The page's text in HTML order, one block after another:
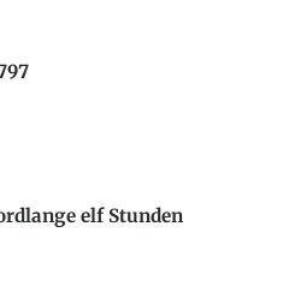
elf Stunden